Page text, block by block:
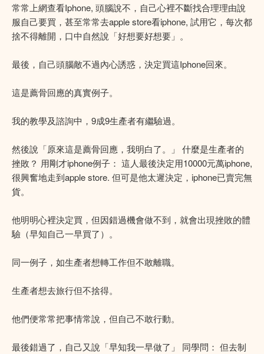
常常上網查看Iphone, 頭腦說不，自己心裡不斷找合理理由說
服自己要買，甚至常常去apple store看iphone, 試用它，每次都
捨不得離開，口中自然說「好想要好想要」。
最後，自己頭腦敵不過內心誘惑，決定買這Iphone回來。
這是薦骨回應的真實例子。
我的教學及諮詢中，9成9生產者有繼驗過。
然後說「原來這是薦骨回應，我明白了。」 什麼是生產者的
挫敗？ 用剛才iphone例子： 這人最後決定用10000元萬iphone,
很興奮地走到apple store. 但可是他太遲決定，iphone已賣完無
貨。
他明明心裡決定買，但因錯過機會做不到，就會出現挫敗的體
驗（早知自己一早買了）。
同一例子，如生產者想轉工作但不敢離職。
生產者想去旅行但不捨得。
他們便常常把事情常說，但自己不敢行動。
最後錯過了，自己又說「早知我一早做了」 同學問： 但去制